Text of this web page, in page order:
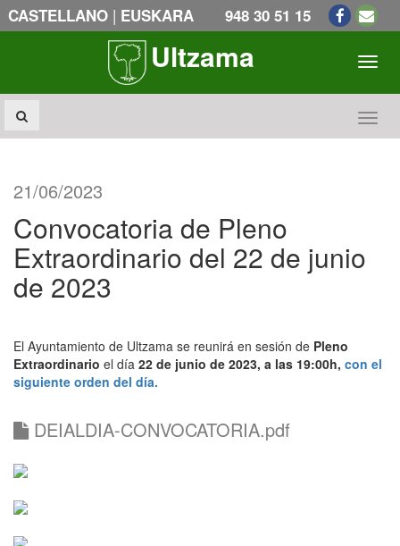
CASTELLANO | EUSKARA 948 30 51 15
Ultzama
21/06/2023
Convocatoria de Pleno
Extraordinario del 22 de junio
de 2023
El Ayuntamiento de Ultzama se reunirá en sesión de Pleno
Extraordinario el día 22 de junio de 2023, a las 19:00h, con el
siguiente orden del día.
DEIALDIA-CONVOCATORIA.pdf